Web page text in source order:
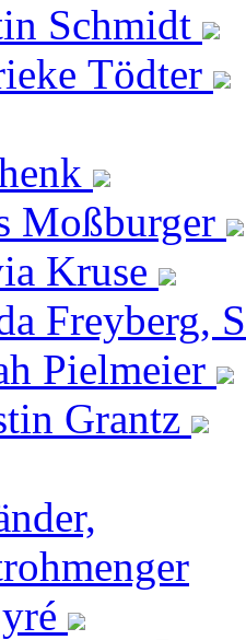
Schmidt
Tödter
Moßburger
Kruse
Freyberg,
Pielmeier
Grantz